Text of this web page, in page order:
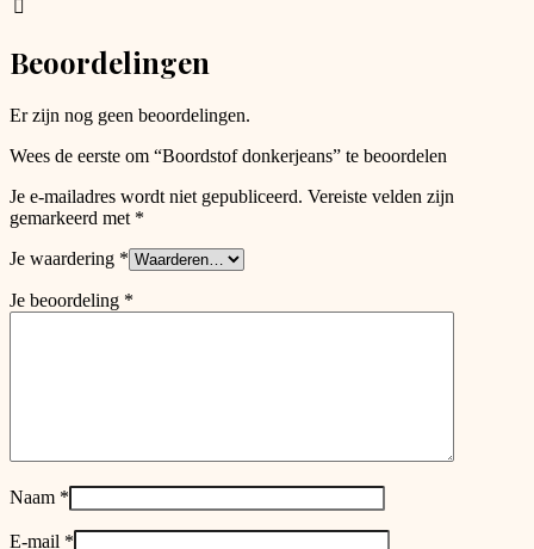
Beoordelingen
Er zijn nog geen beoordelingen.
Wees de eerste om “Boordstof donkerjeans” te beoordelen
Je e-mailadres wordt niet gepubliceerd. Vereiste velden zijn
gemarkeerd met *
Je waardering *
Je beoordeling *
Naam *
E-mail *